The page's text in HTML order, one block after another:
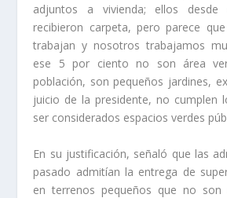
adjuntos a vivienda; ellos
recibieron carpeta, pero parece
trabajan y nosotros trabajamos
ese 5 por ciento no son área
población, son pequeños jardines,
juicio de la presidente, no cumplen
ser considerados espacios verdes
En su justificación, señaló que las
pasado admitían la entrega de
en terrenos pequeños que no